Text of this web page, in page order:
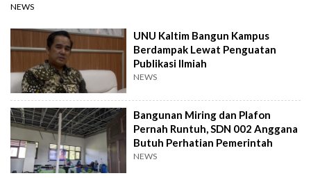
NEWS
UNU Kaltim Bangun Kampus
Berdampak Lewat Penguatan
Publikasi Ilmiah
NEWS
Bangunan Miring dan Plafon
Pernah Runtuh, SDN 002 Anggana
Butuh Perhatian Pemerintah
NEWS